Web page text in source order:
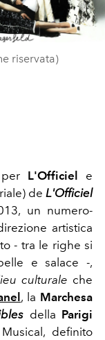
riservata)
L'Officiel
e
de L'Officiel
un numero-
artistica
- tra le righe si
e salace -,
culturale che
, la Marchesa
della Parigi
definito